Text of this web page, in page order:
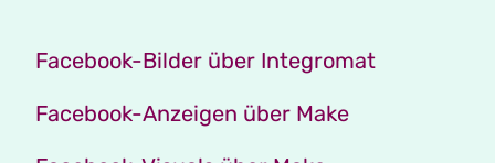
Facebook-Bilder über Integromat
Facebook-Anzeigen über Make